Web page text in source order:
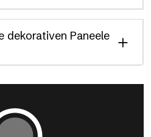
dekorativen Paneele